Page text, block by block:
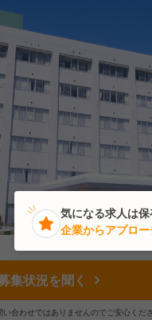
集状況を聞く
合わせではありませんのでご安心くださ
気になる求人は保
企業からアプロ